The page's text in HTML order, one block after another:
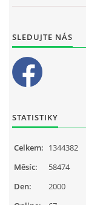
SLEDUJTE NÁS
STATISTIKY
Celkem: 1344382
Měsíc:
58474
Den:
2000